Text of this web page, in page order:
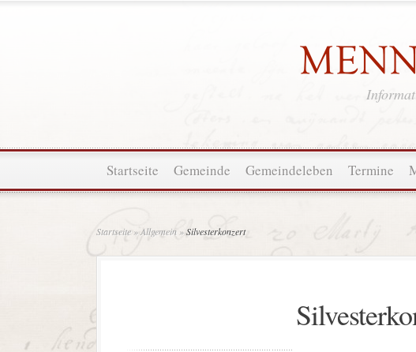
Startseite Gemeinde Gemeindeleben Termine
Startseite »Allgemein »Silvesterkonzert